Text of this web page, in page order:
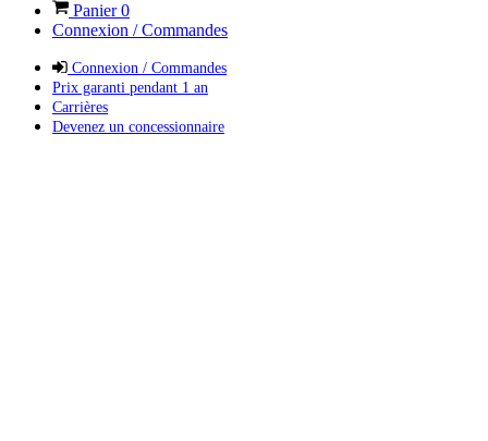
Panier0
Connexion / Commandes
Connexion / Commandes
Prix garanti pendant 1 an
Carrières
Devenez un concessionnaire